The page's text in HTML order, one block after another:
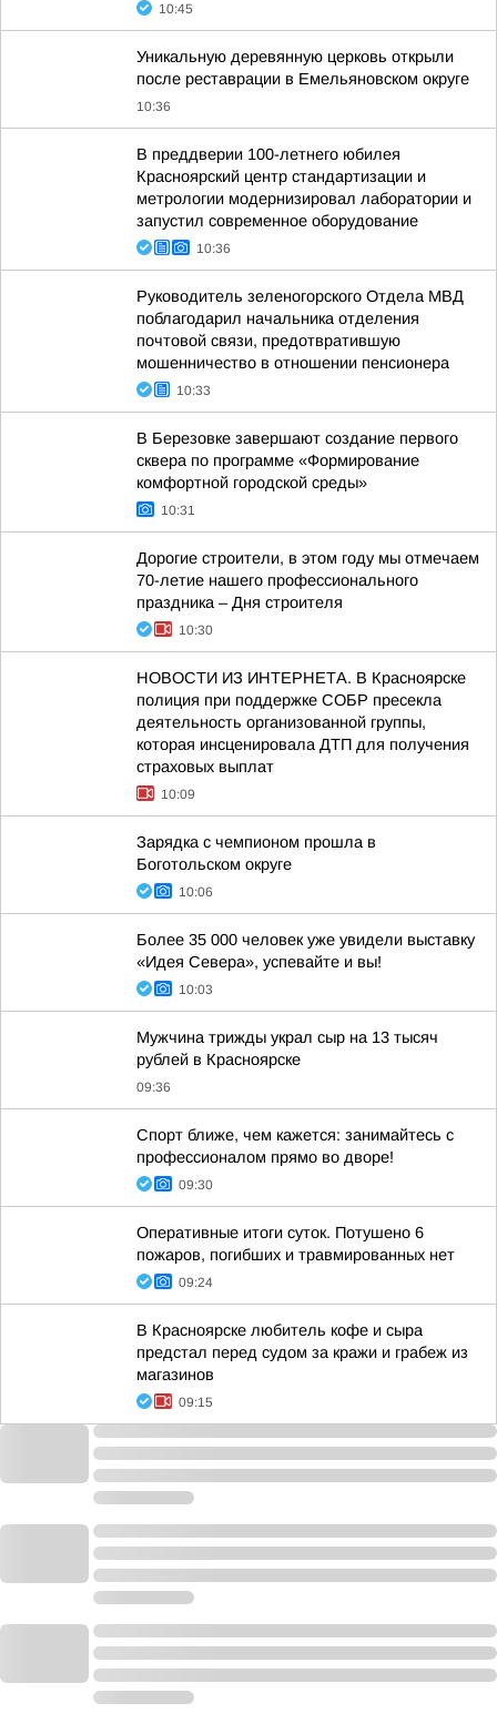
10:45
Уникальную деревянную церковь открыли
после реставрации в Емельяновском округе
10:36
В преддверии 100-летнего юбилея
Красноярский центр стандартизации и
метрологии модернизировал лаборатории и
запустил современное оборудование
10:36
Руководитель зеленогорского Отдела МВД
поблагодарил начальника отделения
почтовой связи, предотвратившую
мошенничество в отношении пенсионера
10:33
В Березовке завершают создание первого
сквера по программе «Формирование
комфортной городской среды»
10:31
Дорогие строители, в этом году мы отмечаем
70-летие нашего профессионального
праздника – Дня строителя
10:30
НОВОСТИ ИЗ ИНТЕРНЕТА. В Красноярске
полиция при поддержке СОБР пресекла
деятельность организованной группы,
которая инсценировала ДТП для получения
страховых выплат
10:09
Зарядка с чемпионом прошла в
Боготольском округе
10:06
Более 35 000 человек уже увидели выставку
«Идея Севера», успевайте и вы!
10:03
Мужчина трижды украл сыр на 13 тысяч
рублей в Красноярске
09:36
Спорт ближе, чем кажется: занимайтесь с
профессионалом прямо во дворе!
09:30
Оперативные итоги суток. Потушено 6
пожаров, погибших и травмированных нет
09:24
В Красноярске любитель кофе и сыра
предстал перед судом за кражи и грабеж из
магазинов
09:15